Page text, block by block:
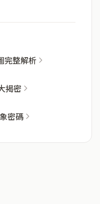
完整解析
揭密
密碼